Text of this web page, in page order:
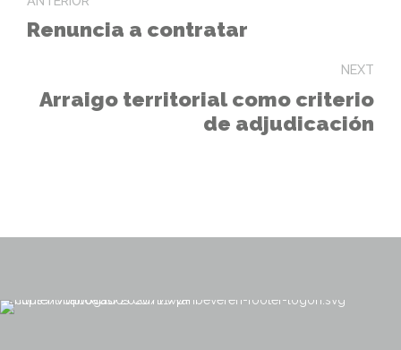
Renuncia a contratar
NEXT
Arraigo territorial como criterio
de adjudicación